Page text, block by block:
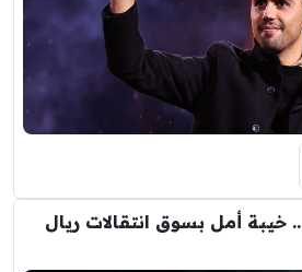
أمل بسوق انتقالات ريال